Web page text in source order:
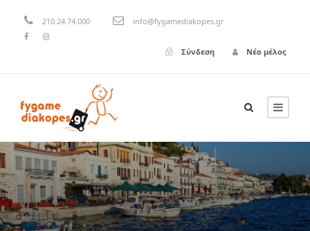
210.24.74.000 info@fygamediakopes.gr
Σύνδεση Νέο μέλος